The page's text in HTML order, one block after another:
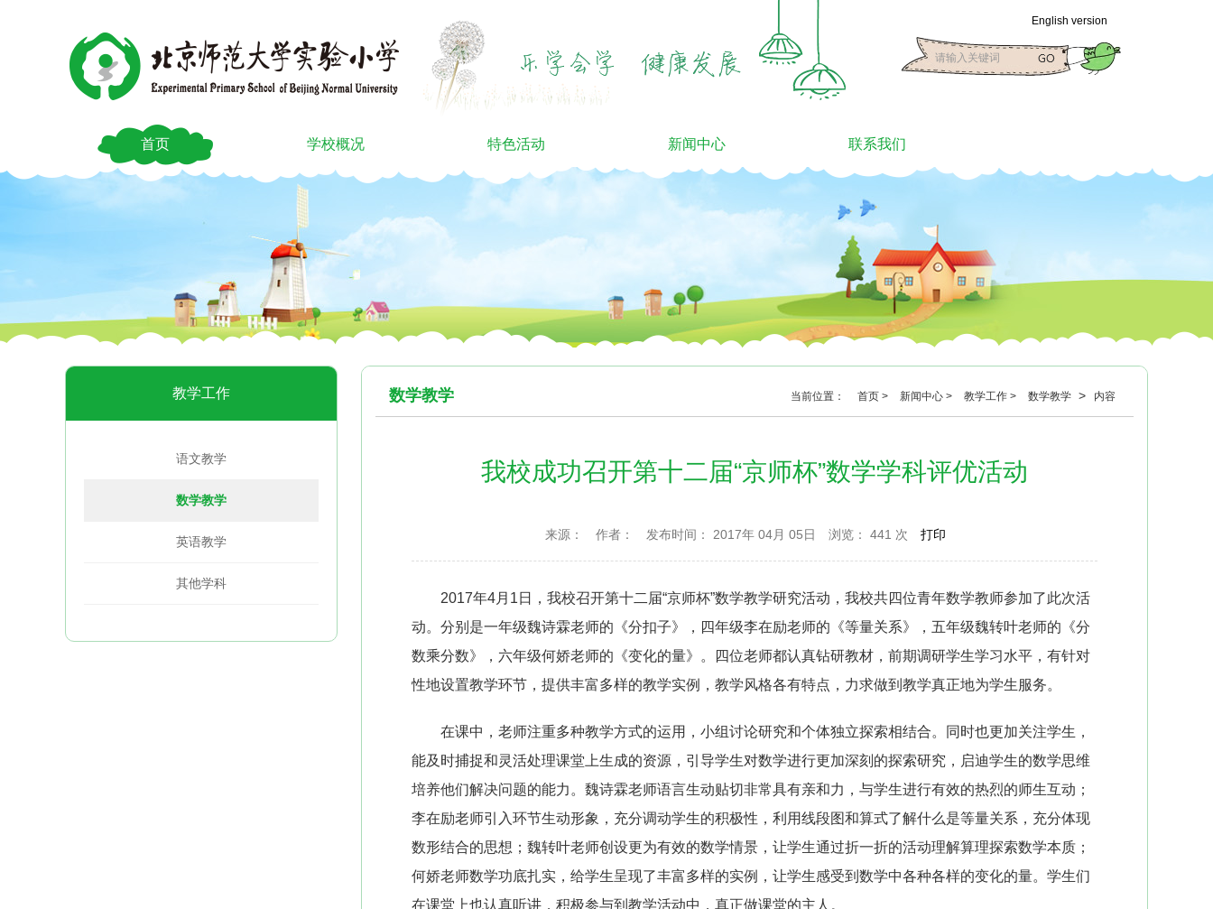
English version
首页 学校概况 特色活动 新闻中心 联系我们
教学工作
语文教学
数学教学
英语教学
其他学科
当前位置： 首页 > 新闻中心 > 教学工作 > 数学教学 > 内容
数学教学
我校成功召开第十二届“京师杯”数学学科评优活动
来源： 作者： 发布时间： 2017年 04月 05日 浏览： 441 次 打印
2017年4月1日，我校召开第十二届“京师杯”数学教学研究活动，我校共四位青年数学教师参加了此次活
动。分别是一年级魏诗霖老师的《分扣子》，四年级李在励老师的《等量关系》，五年级魏转叶老师的《分
数乘分数》，六年级何娇老师的《变化的量》。四位老师都认真钻研教材，前期调研学生学习水平，有针对
性地设置教学环节，提供丰富多样的教学实例，教学风格各有特点，力求做到教学真正地为学生服务。
在课中，老师注重多种教学方式的运用，小组讨论研究和个体独立探索相结合。同时也更加关注学生，
能及时捕捉和灵活处理课堂上生成的资源，引导学生对数学进行更加深刻的探索研究，启迪学生的数学思维
培养他们解决问题的能力。魏诗霖老师语言生动贴切非常具有亲和力，与学生进行有效的热烈的师生互动；
李在励老师引入环节生动形象，充分调动学生的积极性，利用线段图和算式了解什么是等量关系，充分体现
数形结合的思想；魏转叶老师创设更为有效的数学情景，让学生通过折一折的活动理解算理探索数学本质；
何娇老师数学功底扎实，给学生呈现了丰富多样的实例，让学生感受到数学中各种各样的变化的量。学生们
在课堂上也认真听讲，积极参与到教学活动中，真正做课堂的主人。